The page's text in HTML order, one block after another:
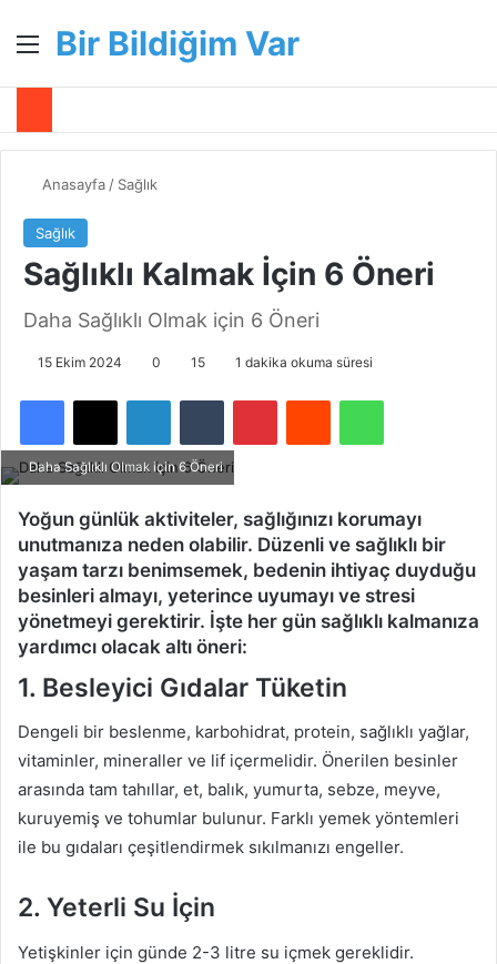
Menü
Bir Bildiğim Var
Anasayfa / Sağlık
Sağlık
Sağlıklı Kalmak İçin 6 Öneri
Daha Sağlıklı Olmak için 6 Öneri
15 Ekim 2024 0 15 1 dakika okuma süresi
Daha Sağlıklı Olmak için 6 Öneri
Yoğun günlük aktiviteler, sağlığınızı korumayı
unutmanıza neden olabilir. Düzenli ve sağlıklı bir
yaşam tarzı benimsemek, bedenin ihtiyaç duyduğu
besinleri almayı, yeterince uyumayı ve stresi
yönetmeyi gerektirir. İşte her gün sağlıklı kalmanıza
yardımcı olacak altı öneri:
1. Besleyici Gıdalar Tüketin
Dengeli bir beslenme, karbohidrat, protein, sağlıklı yağlar,
vitaminler, mineraller ve lif içermelidir. Önerilen besinler
arasında tam tahıllar, et, balık, yumurta, sebze, meyve,
kuruyemiş ve tohumlar bulunur. Farklı yemek yöntemleri
ile bu gıdaları çeşitlendirmek sıkılmanızı engeller.
2. Yeterli Su İçin
Yetişkinler için günde 2-3 litre su içmek gereklidir.